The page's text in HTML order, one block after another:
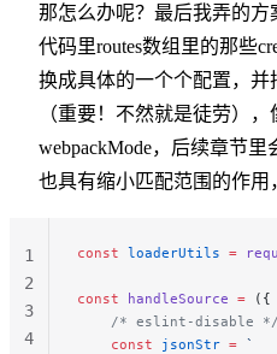
那怎么办呢？最后我弄的方
代码里routes数组里的那些
换成具体的一个个配置，并
（重要！不然就是徒劳）
webpackMode，后续章节里
也具有缩小匹配范围的作用
const loaderUtils =
const handleSource = ({
    /* eslint-disable */
    const
jsonStr = `
1
2
3
4